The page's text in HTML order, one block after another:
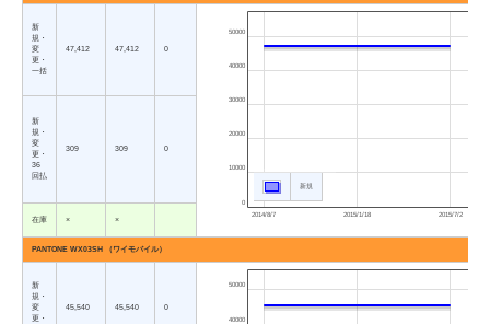
新
規・
変
更・
一括
47,412 47,412 0
2014/8/7 2015/1/18 2015/7/2
0
10000
20000
30000
40000
50000
新規
新
規・
変
更・
36
回払
309 309 0
在庫 × ×
PANTONE WX03SH （ワイモバイル）
新
規・
変
更・
45,540 45,540 0
40000
50000